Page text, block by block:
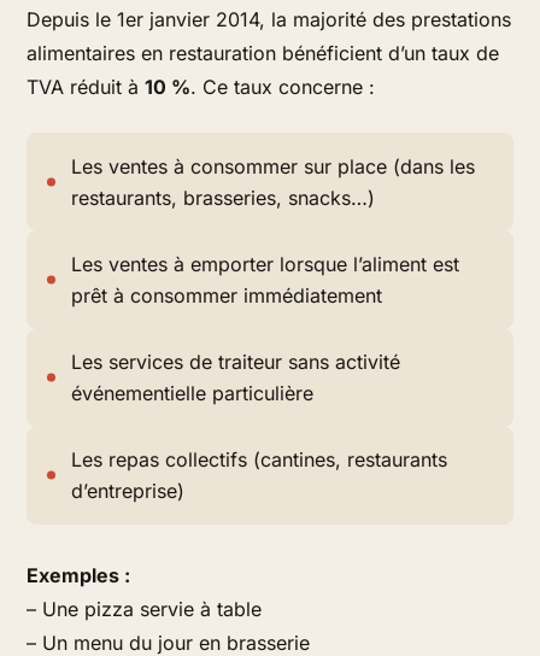
Depuis le 1er janvier 2014, la majorité des prestations
alimentaires en restauration bénéficient d’un taux de
TVA réduit à10 %. Ce taux concerne :
Les ventes à consommer sur place (dans les
restaurants, brasseries, snacks…)
Les ventes à emporter lorsque l’aliment est
prêt à consommer immédiatement
Les services de traiteur sans activité
événementielle particulière
Les repas collectifs (cantines, restaurants
d’entreprise)
Exemples :
– Une pizza servie à table
– Un menu du jour en brasserie